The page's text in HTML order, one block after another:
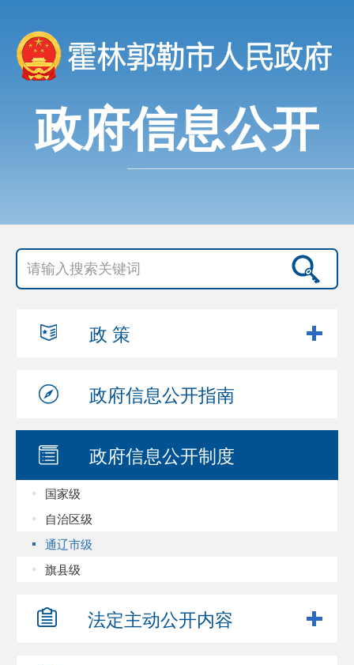
政府信息公开
政 策
政府信息公开指南
政府信息公开制度
国家级
自治区级
通辽市级
旗县级
法定主动公开内容